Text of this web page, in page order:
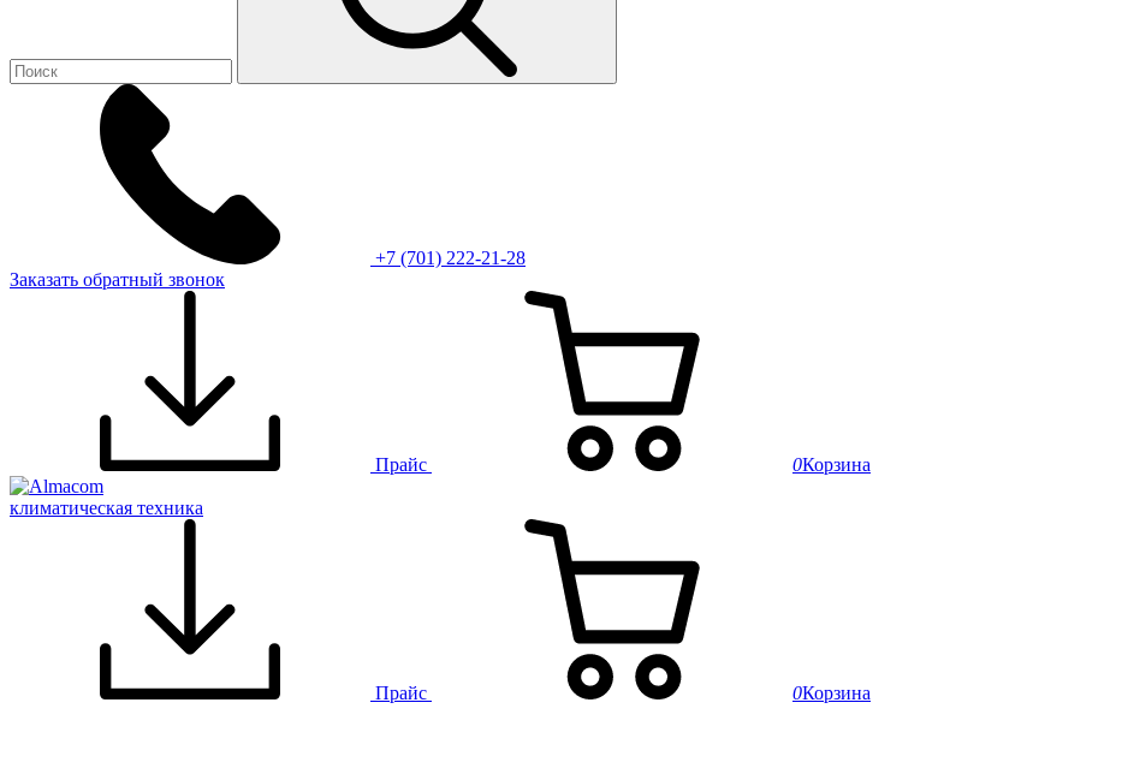
+7 (701) 222-21-28
Заказать обратный звонок
Прайс 0Корзина
климатическая техника
Прайс 0Корзина